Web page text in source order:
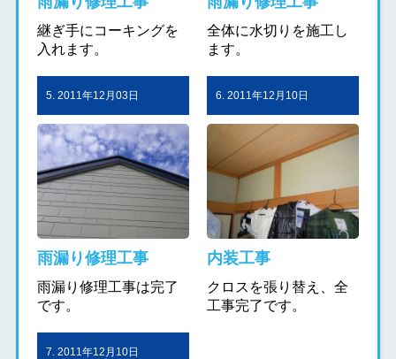
継ぎ手にコーキングを
入れます。
全体に水切りを施工し
ます。
5. 2011年12月03日
雨漏り修理工事
雨漏り修理工事は完了
です。
6. 2011年12月10日
内装工事
クロスを張り替え、全
工事完了です。
7. 2011年12月10日